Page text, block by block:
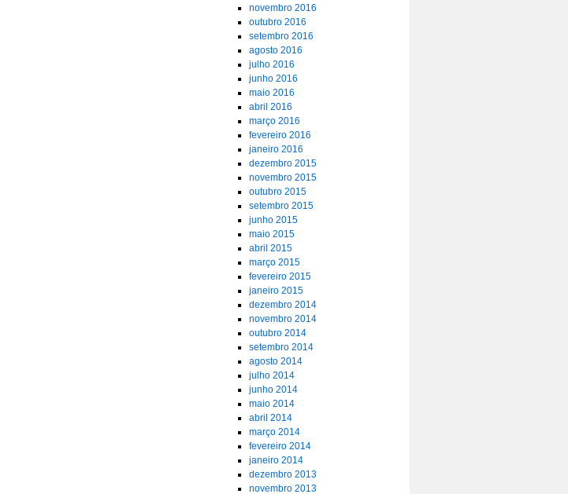
novembro 2016
outubro 2016
setembro 2016
agosto 2016
julho 2016
junho 2016
maio 2016
abril 2016
março 2016
fevereiro 2016
janeiro 2016
dezembro 2015
novembro 2015
outubro 2015
setembro 2015
junho 2015
maio 2015
abril 2015
março 2015
fevereiro 2015
janeiro 2015
dezembro 2014
novembro 2014
outubro 2014
setembro 2014
agosto 2014
julho 2014
junho 2014
maio 2014
abril 2014
março 2014
fevereiro 2014
janeiro 2014
dezembro 2013
novembro 2013